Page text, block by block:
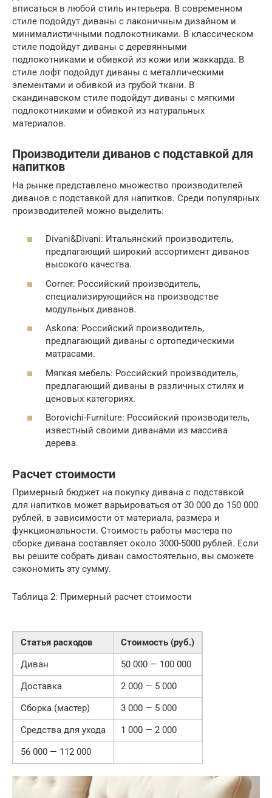
вписаться в любой стиль интерьера. В современном
стиле подойдут диваны с лаконичным дизайном и
минималистичными подлокотниками. В классическом
стиле подойдут диваны с деревянными
подлокотниками и обивкой из кожи или жаккарда. В
стиле лофт подойдут диваны с металлическими
элементами и обивкой из грубой ткани. В
скандинавском стиле подойдут диваны с мягкими
подлокотниками и обивкой из натуральных
материалов.
Производители диванов с подставкой для
напитков
На рынке представлено множество производителей
диванов с подставкой для напитков. Среди популярных
производителей можно выделить:
Divani&Divani: Итальянский производитель,
предлагающий широкий ассортимент диванов
высокого качества.
Corner: Российский производитель,
специализирующийся на производстве
модульных диванов.
Askona: Российский производитель,
предлагающий диваны с ортопедическими
матрасами.
Мягкая мебель: Российский производитель,
предлагающий диваны в различных стилях и
ценовых категориях.
Borovichi-Furniture: Российский производитель,
известный своими диванами из массива
дерева.
Расчет стоимости
Примерный бюджет на покупку дивана с подставкой
для напитков может варьироваться от 30 000 до 150 000
рублей, в зависимости от материала, размера и
функциональности. Стоимость работы мастера по
сборке дивана составляет около 3000-5000 рублей. Если
вы решите собрать диван самостоятельно, вы сможете
сэкономить эту сумму.
Таблица 2: Примерный расчет стоимости
Статья расходов
Стоимость (руб.)
Диван
50 000 — 100 000
Доставка
2 000 — 5 000
Сборка (мастер)
3 000 — 5 000
Средства для ухода
1 000 — 2 000
56 000 — 112 000